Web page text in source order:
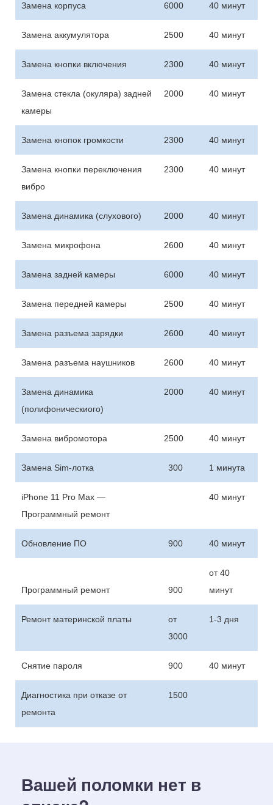
Замена корпуса 6000 40 минут
Замена аккумулятора 2500 40 минут
Замена кнопки включения 2300 40 минут
Замена стекла (окуляра) задней
камеры
2000 40 минут
Замена кнопок громкости 2300 40 минут
Замена кнопки переключения
вибро
2300 40 минут
Замена динамика (слухового) 2000 40 минут
Замена микрофона 2600 40 минут
Замена задней камеры 6000 40 минут
Замена передней камеры 2500 40 минут
Замена разъема зарядки 2600 40 минут
Замена разъема наушников 2600 40 минут
Замена динамика
(полифоническиого)
2000 40 минут
Замена вибромотора 2500 40 минут
Замена Sim-лотка 300 1 минута
iPhone 11 Pro Max —
Программный ремонт
40 минут
Обновление ПО 900 40 минут
Программный ремонт 900
от 40
минут
Ремонт материнской платы
от
3000
1-3 дня
Снятие пароля 900 40 минут
Диагностика при отказе от
ремонта
1500
Вашей поломки нет в